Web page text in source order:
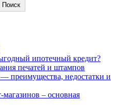
Поиск
ипотечный кредит?
печатей и штампов
преимущества, недостатки и
магазинов – основная